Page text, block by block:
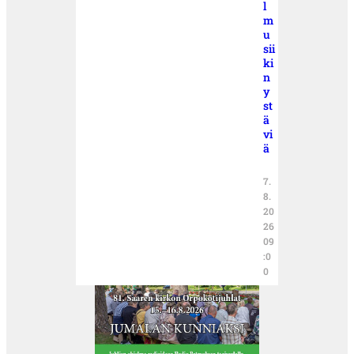
l
m
u
sii
ki
n
y
st
ä
vi
ä
7.
8.
20
26
09
:0
0